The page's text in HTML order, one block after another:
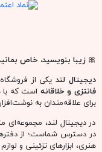
🎀زیبا بنویسید، خاص
دیجیتال لند یکی از
فانتزی و خلاقانه است که با
برای علاقه‌مندان به
در دیجیتال لند، مجموعه‌ای
در دسترس شماست؛ از
هنری، ابزارهای تزئینی و لوازم